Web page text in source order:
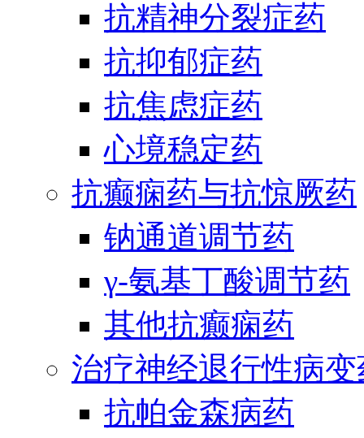
抗精神分裂症药
抗抑郁症药
抗焦虑症药
心境稳定药
抗癫痫药与抗惊厥药
钠通道调节药
γ-氨基丁酸调节药
其他抗癫痫药
治疗神经退行性病
抗帕金森病药